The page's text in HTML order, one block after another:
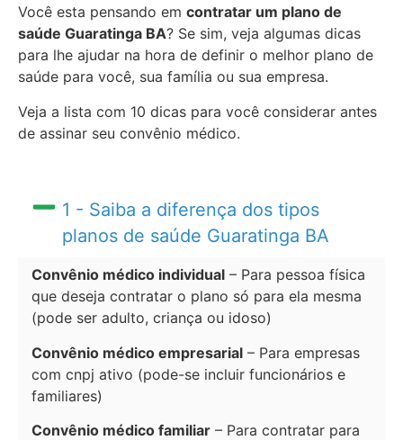
Você esta pensando em contratar um plano de
saúde Guaratinga BA? Se sim, veja algumas dicas
para lhe ajudar na hora de definir o melhor plano de
saúde para você, sua família ou sua empresa.
Veja a lista com 10 dicas para você considerar antes
de assinar seu convênio médico.
1 - Saiba a diferença dos tipos
planos de saúde Guaratinga BA
Convênio médico individual – Para pessoa física
que deseja contratar o plano só para ela mesma
(pode ser adulto, criança ou idoso)
Convênio médico empresarial – Para empresas
com cnpj ativo (pode-se incluir funcionários e
familiares)
Convênio médico familiar – Para contratar para